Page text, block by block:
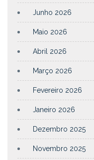
Junho 2026
Maio 2026
Abril 2026
Março 2026
Fevereiro 2026
Janeiro 2026
Dezembro 2025
Novembro 2025